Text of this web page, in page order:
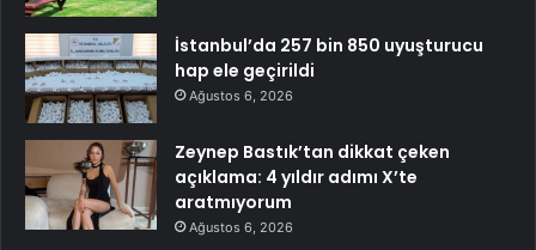
İstanbul’da 257 bin 850 uyuşturucu
hap ele geçirildi
Ağustos 6, 2026
Zeynep Bastık’tan dikkat çeken
açıklama: 4 yıldır adımı X’te
aratmıyorum
Ağustos 6, 2026